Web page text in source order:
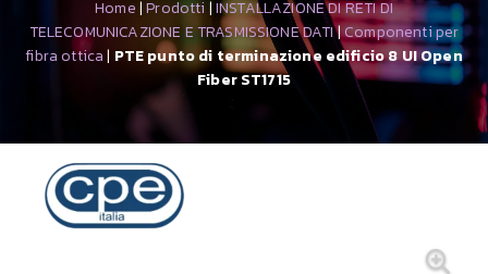
Home|Prodotti |INSTALLAZIONE DI RETI DI
TELECOMUNICAZIONE E TRASMISSIONE DATI|Componenti per
fibra ottica| PTE punto di terminazione edificio 8 UI Open
Fiber ST1715